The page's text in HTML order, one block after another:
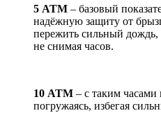
5 АТМ – базовый
надёжную защиту от
пережить сильный
не снимая часов.
10 АТМ – с таким
погружаясь, избегая